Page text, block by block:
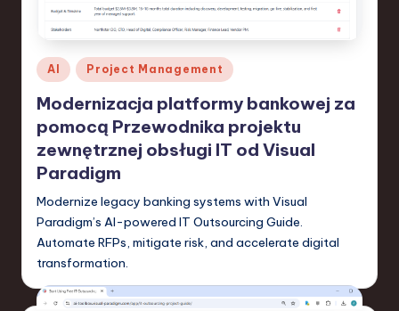
a
t
e
s
t
T
r
e
n
Posted
in
AI Project Management
Modernizacja platformy bankowej za
pomocą Przewodnika projektu
zewnętrznej obsługi IT od Visual
Paradigm
Modernize legacy banking systems with Visual
Paradigm’s AI-powered IT Outsourcing Guide.
Automate RFPs, mitigate risk, and accelerate digital
transformation.